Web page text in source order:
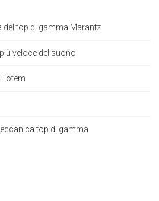
del top di gamma Marantz
veloce del suono
Totem
top di gamma